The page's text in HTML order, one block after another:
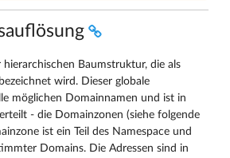
Baumstruktur, die als
wird. Dieser globale
möglichen Domainnamen und ist in
- die Domainzonen (siehe folgende
ist ein Teil des Namespace und
Domains. Die Adressen sind in